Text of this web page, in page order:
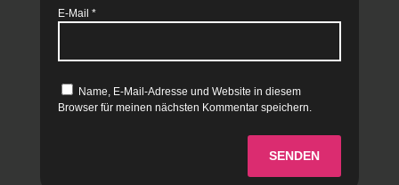
E-Mail *
Name, E-Mail-Adresse und Website in diesem
Browser für meinen nächsten Kommentar speichern.
SENDEN